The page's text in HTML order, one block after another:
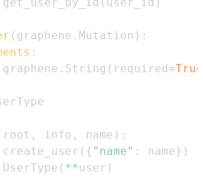
( graphene . Mutation ) :
:
graphene . String ( required=True
root , info , name ) :
create_user ( { "name" : name} )
UserType ( **user )